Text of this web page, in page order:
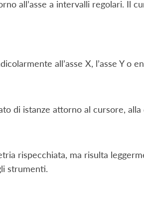
all’asse a intervalli regolari. Il
all’asse X, l’asse Y o
di istanze attorno al cursore, alla
rispecchiata, ma risulta
strumenti.